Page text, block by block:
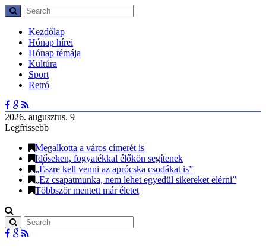
Kezdőlap
Hónap hírei
Hónap témája
Kultúra
Sport
Retró
2026. augusztus. 9
Legfrissebb
Megalkotta a város címerét is
Időseken, fogyatékkal élőkön segítenek
„Észre kell venni az aprócska csodákat is”
„Ez csapatmunka, nem lehet egyedül sikereket elérni”
Többször mentett már életet